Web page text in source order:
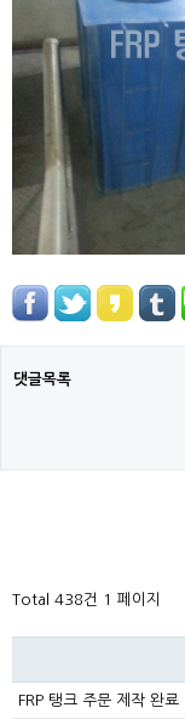
댓글목록
Total 438건 1 페이지
FRP 탱크 주문 제작 완료